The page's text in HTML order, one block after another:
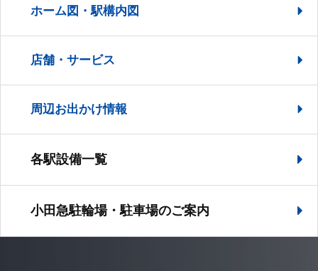
ホーム図・駅構内図
店舗・サービス
周辺お出かけ情報
各駅設備一覧
小田急駐輪場・駐車場のご案内